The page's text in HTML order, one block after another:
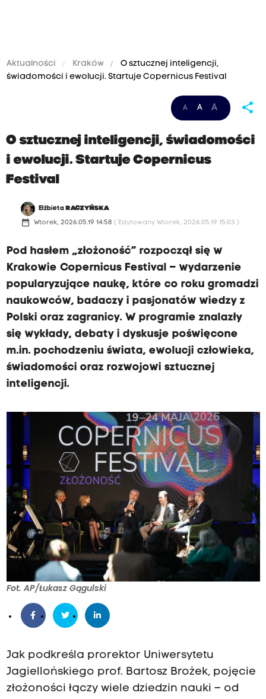
Aktualności Kraków
O sztucznej inteligencji,
świadomości i ewolucji. Startuje Copernicus Festival
A A A share
O sztucznej inteligencji, świadomości
i ewolucji. Startuje Copernicus
Festival
Elżbieta RACZYŃSKA
date_range Wtorek, 2026.05.19 14:58 ( Edytowany Wtorek, 2026.05.19 15:03 )
Pod hasłem „złożoność” rozpoczął się w
Krakowie Copernicus Festival – wydarzenie
popularyzujące naukę, które co roku gromadzi
naukowców, badaczy i pasjonatów wiedzy z
Polski oraz zagranicy. W programie znalazły
się wykłady, debaty i dyskusje poświęcone
m.in. pochodzeniu świata, ewolucji człowieka,
świadomości oraz rozwojowi sztucznej
inteligencji.
Fot. AP/Łukasz Gągulski
Jak podkreśla prorektor Uniwersytetu
Jagiellońskiego prof. Bartosz Brożek, pojęcie
złożoności łączy wiele dziedzin nauki – od